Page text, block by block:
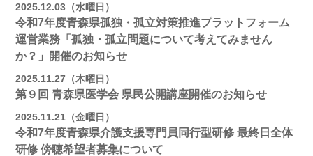
2025.12.03（水曜日）
令和7年度青森県孤独・孤立対策推進プラットフォーム
運営業務「孤独・孤立問題について考えてみません
か？」開催のお知らせ
2025.11.27（木曜日）
第９回 青森県医学会 県民公開講座開催のお知らせ
2025.11.21（金曜日）
令和7年度青森県介護支援専門員同行型研修 最終日全体
研修 傍聴希望者募集について